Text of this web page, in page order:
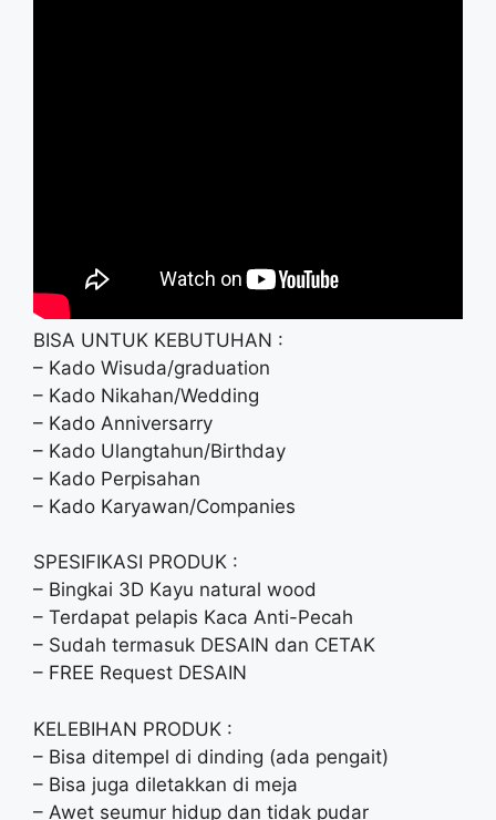
BISA UNTUK KEBUTUHAN :
– Kado Wisuda/graduation
– Kado Nikahan/Wedding
– Kado Anniversarry
– Kado Ulangtahun/Birthday
– Kado Perpisahan
– Kado Karyawan/Companies
SPESIFIKASI PRODUK :
– Bingkai 3D Kayu natural wood
– Terdapat pelapis Kaca Anti-Pecah
– Sudah termasuk DESAIN dan CETAK
– FREE Request DESAIN
KELEBIHAN PRODUK :
– Bisa ditempel di dinding (ada pengait)
– Bisa juga diletakkan di meja
– Awet seumur hidup dan tidak pudar